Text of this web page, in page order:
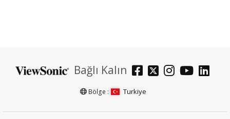
Bağlı Kalın
Bölge : Turkiye